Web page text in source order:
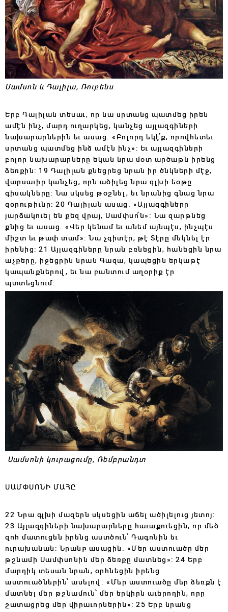
Սամսոն և Դալիլա, Ռուբենս
Երբ Դալիլան տեսաւ, որ նա սրտանց պատմեց իրեն
ամէն ինչ, մարդ ուղարկեց, կանչեց այլազգիների
նախարարներին եւ ասաց. «Բոլորդ եկէ՛ք, որովհետեւ
սրտանց պատմեց ինձ ամէն ինչ»: Եւ այլազգիների
բոլոր նախարարները եկան նրա մօտ արծաթն իրենց
ձեռքին: 19 Դալիլան քնեցրեց նրան իր ծնկների մէջ,
վարսաւիր կանչեց, որն ածիլեց նրա գլխի եօթը
գիսակները: Նա սկսեց թօշնել, եւ նրանից գնաց նրա
զօրութիւնը: 20 Դալիլան ասաց. «Այլազգիները
յարձակուել են քեզ վրայ, Սամփսո՛ն»: Նա զարթնեց
քնից եւ ասաց. «Վեր կենամ եւ անեմ այնպէս, ինչպէս
միշտ եւ թափ տամ»: Նա չգիտէր, թէ Տէրը մեկնել էր
իրենից: 21 Այլազգիները նրան բռնեցին, հանեցին նրա
աչքերը, իջեցրին նրան Գազա, կապեցին երկաթէ
կապանքներով, եւ նա բանտում աղօրիք էր
պտտեցնում:
Սամսոնի կուրացումը, Ռեմբրանդտ
ՍԱՄՓՍՈՆԻ ՄԱՀԸ
22 Նրա գլխի մազերն սկսեցին աճել ածիլելուց յետոյ:
23 Այլազգիների նախարարները հաւաքուեցին, որ մեծ
զոհ մատուցեն իրենց աստծուն՝ Դագոնին եւ
ուրախանան: Նրանք ասացին. «Մեր աստուածը մեր
թշնամի Սամփսոնին մեր ձեռքը մատնեց»: 24 Երբ
մարդիկ տեսան նրան, օրհնեցին իրենց
աստուածներին՝ ասելով. «Մեր աստուածը մեր ձեռքն է
մատնել մեր թշնամուն՝ մեր երկիրն աւերողին, որը
շատացրեց մեր վիրաւորներին»: 25 Երբ նրանց